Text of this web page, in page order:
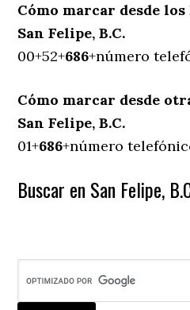
Cómo marcar desde los
San Felipe, B.C.
00+52+686+número
Cómo marcar desde
San Felipe, B.C.
01+686+número
Buscar en San Felipe,